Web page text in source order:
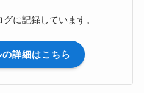
に記録しています。
詳細はこちら